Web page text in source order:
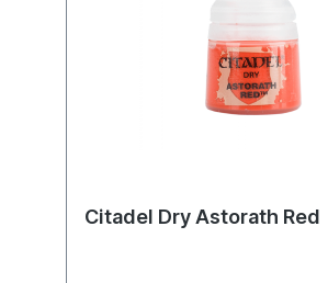
Citadel Dry Astorath Red